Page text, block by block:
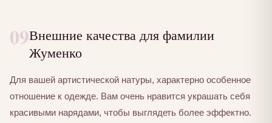
09Внешние качества для фамилии
Жуменко
Для вашей артистической натуры, характерно особенное
отношение к одежде. Вам очень нравится украшать себя
красивыми нарядами, чтобы выглядеть более эффектно.